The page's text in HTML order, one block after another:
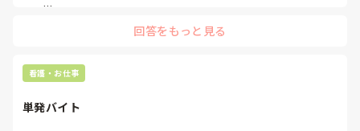
回答をもっと見る
看護・お仕事
単発バイト